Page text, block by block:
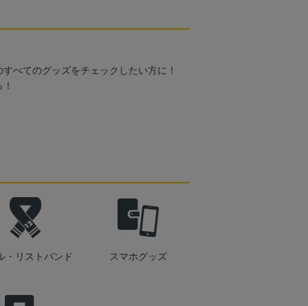
べてのグッズをチェックしたい方に！
・リストバンド スマホグッズ